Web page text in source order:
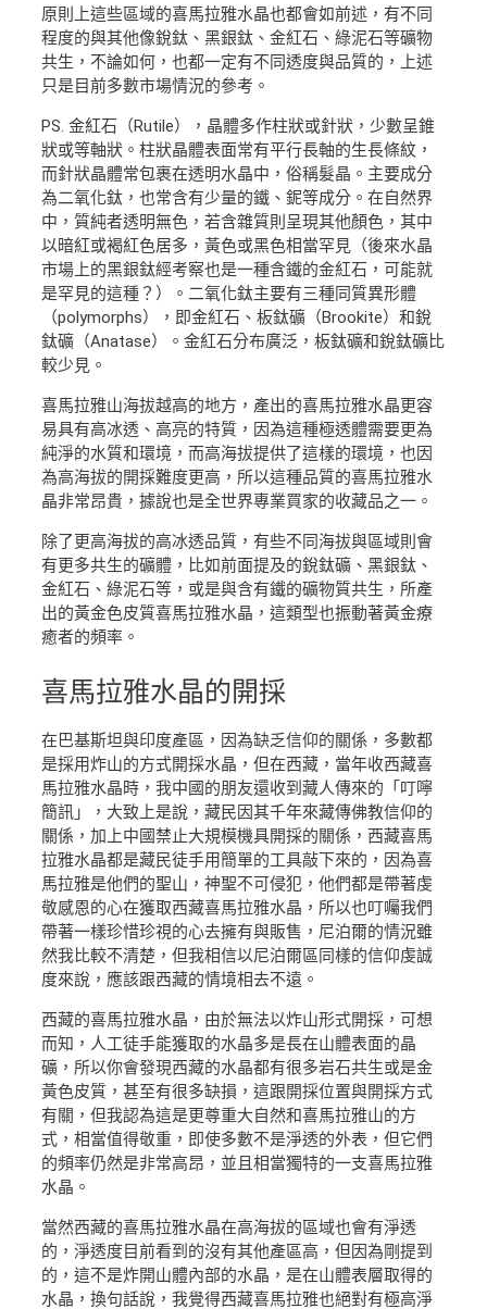
原則上這些區域的喜馬拉雅水晶也都會如前述，有不同
程度的與其他像銳鈦、黑銀鈦、金紅石、綠泥石等礦物
共生，不論如何，也都一定有不同透度與品質的，上述
只是目前多數市場情況的參考。
PS. 金紅石（Rutile），晶體多作柱狀或針狀，少數呈錐
狀或等軸狀。柱狀晶體表面常有平行長軸的生長條紋，
而針狀晶體常包裹在透明水晶中，俗稱髮晶。主要成分
為二氧化鈦，也常含有少量的鐵、鈮等成分。在自然界
中，質純者透明無色，若含雜質則呈現其他顏色，其中
以暗紅或褐紅色居多，黃色或黑色相當罕見（後來水晶
市場上的黑銀鈦經考察也是一種含鐵的金紅石，可能就
是罕見的這種？）。二氧化鈦主要有三種同質異形體
（polymorphs），即金紅石、板鈦礦（Brookite）和銳
鈦礦（Anatase）。金紅石分布廣泛，板鈦礦和銳鈦礦比
較少見。
喜馬拉雅山海拔越高的地方，產出的喜馬拉雅水晶更容
易具有高冰透、高亮的特質，因為這種極透體需要更為
純淨的水質和環境，而高海拔提供了這樣的環境，也因
為高海拔的開採難度更高，所以這種品質的喜馬拉雅水
晶非常昂貴，據說也是全世界專業買家的收藏品之一。
除了更高海拔的高冰透品質，有些不同海拔與區域則會
有更多共生的礦體，比如前面提及的銳鈦礦、黑銀鈦、
金紅石、綠泥石等，或是與含有鐵的礦物質共生，所產
出的黃金色皮質喜馬拉雅水晶，這類型也振動著黃金療
癒者的頻率。
喜馬拉雅水晶的開採
在巴基斯坦與印度產區，因為缺乏信仰的關係，多數都
是採用炸山的方式開採水晶，但在西藏，當年收西藏喜
馬拉雅水晶時，我中國的朋友還收到藏人傳來的「叮嚀
簡訊」，大致上是說，藏民因其千年來藏傳佛教信仰的
關係，加上中國禁止大規模機具開採的關係，西藏喜馬
拉雅水晶都是藏民徒手用簡單的工具敲下來的，因為喜
馬拉雅是他們的聖山，神聖不可侵犯，他們都是帶著虔
敬感恩的心在獲取西藏喜馬拉雅水晶，所以也叮囑我們
帶著一樣珍惜珍視的心去擁有與販售，尼泊爾的情況雖
然我比較不清楚，但我相信以尼泊爾區同樣的信仰虔誠
度來說，應該跟西藏的情境相去不遠。
西藏的喜馬拉雅水晶，由於無法以炸山形式開採，可想
而知，人工徒手能獲取的水晶多是長在山體表面的晶
礦，所以你會發現西藏的水晶都有很多岩石共生或是金
黃色皮質，甚至有很多缺損，這跟開採位置與開採方式
有關，但我認為這是更尊重大自然和喜馬拉雅山的方
式，相當值得敬重，即使多數不是淨透的外表，但它們
的頻率仍然是非常高昂，並且相當獨特的一支喜馬拉雅
水晶。
當然西藏的喜馬拉雅水晶在高海拔的區域也會有淨透
的，淨透度目前看到的沒有其他產區高，但因為剛提到
的，這不是炸開山體內部的水晶，是在山體表層取得的
水晶，換句話說，我覺得西藏喜馬拉雅也絕對有極高淨